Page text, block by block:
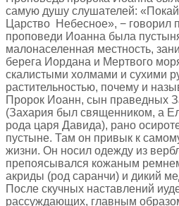
самую душу слушателей:
Царство Небесное», − говорил
проповеди Иоанна была
малонаселенная местность,
берега Иордана и Мертвого
скалистыми холмами и сухими
растительностью, почему и
Пророк Иоанн, сын праведных
(Захария был священником, а
рода царя Давида), рано
пустыне. Там он привык к
жизни. Он носил одежду из
препоясывался кожаным
акриды (род саранчи) и дикий
После скучных наставлений
рассуждающих, главным